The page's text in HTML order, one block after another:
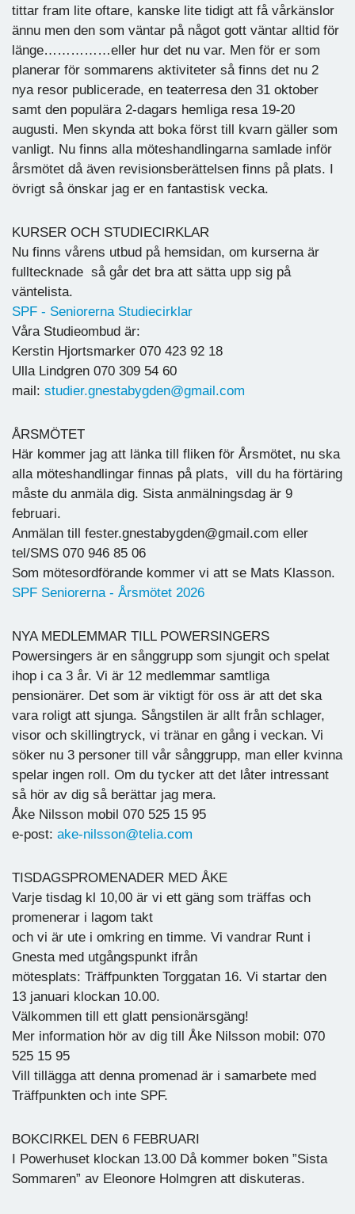
tittar fram lite oftare, kanske lite tidigt att få vårkänslor
ännu men den som väntar på något gott väntar alltid för
länge……………eller hur det nu var. Men för er som
planerar för sommarens aktiviteter så finns det nu 2
nya resor publicerade, en teaterresa den 31 oktober
samt den populära 2-dagars hemliga resa 19-20
augusti. Men skynda att boka först till kvarn gäller som
vanligt. Nu finns alla möteshandlingarna samlade inför
årsmötet då även revisionsberättelsen finns på plats. I
övrigt så önskar jag er en fantastisk vecka.
KURSER OCH STUDIECIRKLAR
Nu finns vårens utbud på hemsidan, om kurserna är
fulltecknade så går det bra att sätta upp sig på
väntelista.
SPF - Seniorerna Studiecirklar
Våra Studieombud är:
Kerstin Hjortsmarker 070 423 92 18
Ulla Lindgren 070 309 54 60
mail: studier.gnestabygden@gmail.com
ÅRSMÖTET
Här kommer jag att länka till fliken för Årsmötet, nu ska
alla möteshandlingar finnas på plats, vill du ha förtäring
måste du anmäla dig. Sista anmälningsdag är 9
februari.
Anmälan till fester.gnestabygden@gmail.com eller
tel/SMS 070 946 85 06
Som mötesordförande kommer vi att se Mats Klasson.
SPF Seniorerna - Årsmötet 2026
NYA MEDLEMMAR TILL POWERSINGERS
Powersingers är en sånggrupp som sjungit och spelat
ihop i ca 3 år. Vi är 12 medlemmar samtliga
pensionärer. Det som är viktigt för oss är att det ska
vara roligt att sjunga. Sångstilen är allt från schlager,
visor och skillingtryck, vi tränar en gång i veckan. Vi
söker nu 3 personer till vår sånggrupp, man eller kvinna
spelar ingen roll. Om du tycker att det låter intressant
så hör av dig så berättar jag mera.
Åke Nilsson mobil 070 525 15 95
e-post: ake-nilsson@telia.com
TISDAGSPROMENADER MED ÅKE
Varje tisdag kl 10,00 är vi ett gäng som träffas och
promenerar i lagom takt
och vi är ute i omkring en timme. Vi vandrar Runt i
Gnesta med utgångspunkt ifrån
mötesplats: Träffpunkten Torggatan 16. Vi startar den
13 januari klockan 10.00.
Välkommen till ett glatt pensionärsgäng!
Mer information hör av dig till Åke Nilsson mobil: 070
525 15 95
Vill tillägga att denna promenad är i samarbete med
Träffpunkten och inte SPF.
BOKCIRKEL DEN 6 FEBRUARI
I Powerhuset klockan 13.00 Då kommer boken ”Sista
Sommaren” av Eleonore Holmgren att diskuteras.